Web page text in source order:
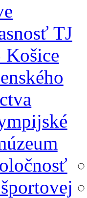
TJ
Košice